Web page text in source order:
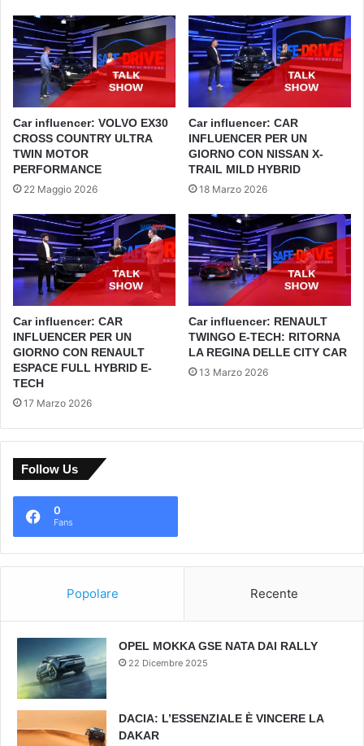
Car influencer: VOLVO EX30
CROSS COUNTRY ULTRA
TWIN MOTOR
PERFORMANCE
22 Maggio 2026
Car influencer: CAR
INFLUENCER PER UN
GIORNO CON NISSAN X-
TRAIL MILD HYBRID
18 Marzo 2026
Car influencer: CAR
INFLUENCER PER UN
GIORNO CON RENAULT
ESPACE FULL HYBRID E-
TECH
17 Marzo 2026
Car influencer: RENAULT
TWINGO E-TECH: RITORNA
LA REGINA DELLE CITY CAR
13 Marzo 2026
Follow Us
0
Fans
Popolare Recente
OPEL MOKKA GSE NATA DAI RALLY
22 Dicembre 2025
DACIA: L’ESSENZIALE È VINCERE LA
DAKAR